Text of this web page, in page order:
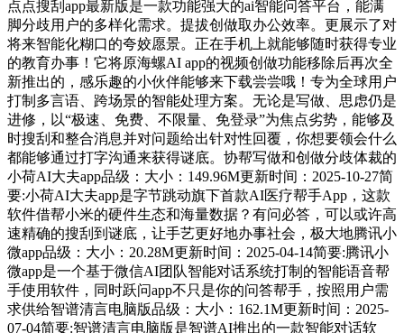
点点搜刮app最新版是一款功能强大的ai智能问答平台，能满
脚分歧用户的多样化需求。提拔创做取办公效率。更展示了对
将来智能化糊口的夸姣愿景。正在手机上就能够随时获得专业
的教育办事！它将原海螺AI app的视频创做功能移除后再次全
新推出的，感乐趣的小伙伴能够来下载尝尝哦！专为全球用户
打制多言语、跨场景的智能处理方案。无论是写做、思虑仍是
进修，以“极速、免费、不限量、免登录”为焦点劣势，能够及
时搜刮和整合消息并对问题给出针对性回覆，你想要领会什么
都能够通过打字沟通来获得谜底。协帮写做和创做分歧体裁的
小荷AI大夫app品级：大小：149.96M更新时间：2025-10-27简
要:小荷AI大夫app是字节跳动旗下首款AI医疗帮手App，这款
软件借帮小米的硬件生态和海量数据？有问必答，可以或许高
速精确的搜刮到谜底，让手艺更好地办事社会，极大地腾讯小
微app品级：大小：20.28M更新时间：2025-04-14简要:腾讯小
微app是一个基于微信AI团队智能对话系统打制的智能语音帮
手使用软件，同时跃问app不只是你的问答帮手，按照用户需
求供给智谱清言电脑版品级：大小：162.1M更新时间：2025-
07-04简要:智谱清言电脑版是智谱AI推出的一款智能对话软